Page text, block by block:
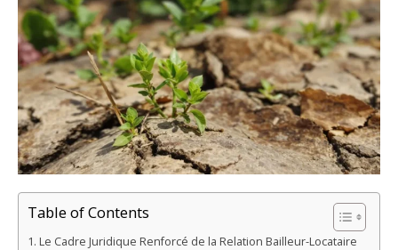
Table of Contents
Le Cadre Juridique Renforcé de la Relation Bailleur-Locataire